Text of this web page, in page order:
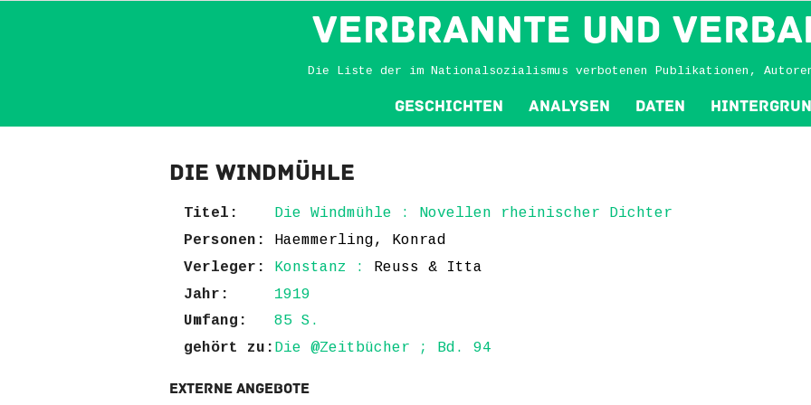
VERBRANNTE und
Die Liste der im Nationalsozialismus verbotenen Publikationen,
Geschichten Analysen Daten
Die Windmühle
Titel:
Die Windmühle : Novellen rheinischer Dichter
Personen:
Haemmerling, Konrad
Verleger:
Konstanz : Reuss & Itta
Jahr:
1919
Umfang:
85 S.
gehört zu: Die @Zeitbücher ; Bd. 94
Externe Angebote